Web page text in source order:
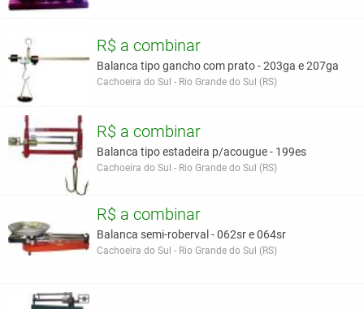
R$ a combinar
Balanca tipo gancho com prato - 203ga e 207ga
Cachoeira do Sul - Rio Grande do Sul (RS)
R$ a combinar
Balanca tipo estadeira p/acougue - 199es
Cachoeira do Sul - Rio Grande do Sul (RS)
R$ a combinar
Balanca semi-roberval - 062sr e 064sr
Cachoeira do Sul - Rio Grande do Sul (RS)